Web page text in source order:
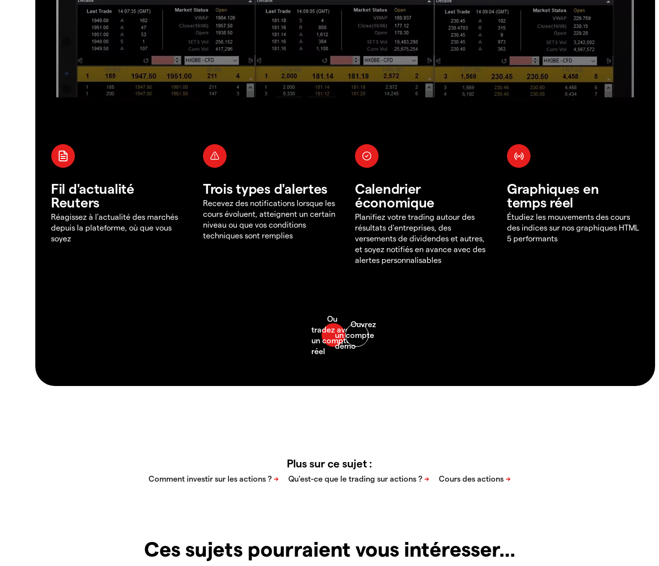
Fil d'actualité
Reuters
Réagissez à l'actualité des marchés
depuis la plateforme, où que vous
soyez
Trois types d'alertes
Recevez des notifications lorsque les
cours évoluent, atteignent un certain
niveau ou que vos conditions
techniques sont remplies
Calendrier
économique
Planifiez votre trading autour des
résultats d'entreprises, des
versements de dividendes et autres,
et soyez notifiés en avance avec des
alertes personnalisables
Graphiques en
temps réel
Étudiez les mouvements des cours
des indices sur nos graphiques HTML
5 performants
Plus sur ce sujet :
Ces sujets pourraient vous intéresser...